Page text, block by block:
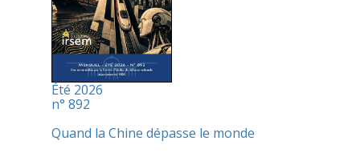
Été 2026
n° 892
Quand la Chine dépasse le monde